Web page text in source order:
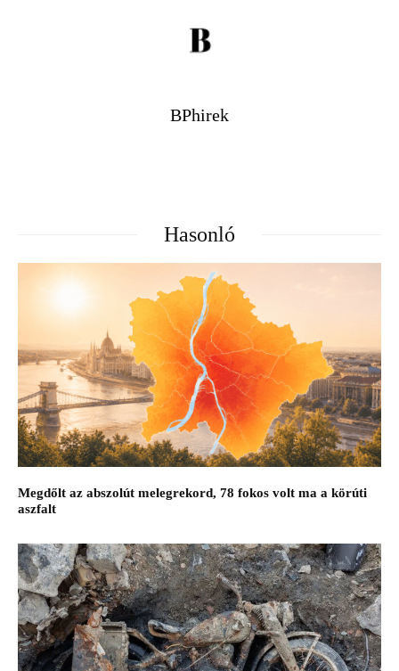
BPhirek
Hasonló
Megdőlt az abszolút melegrekord, 78 fokos volt ma a körúti
aszfalt